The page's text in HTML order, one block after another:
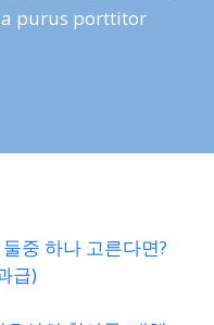
purus porttitor
중 하나 고른다면?
급)